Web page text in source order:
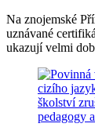
Na znojemské
uznávané
ukazují velmi